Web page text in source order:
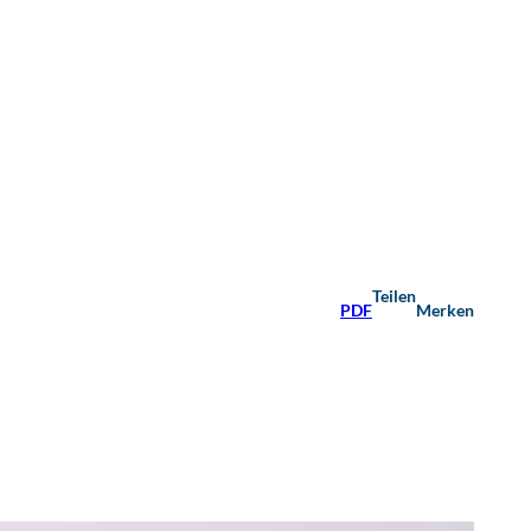
PDF
Teilen
Merken